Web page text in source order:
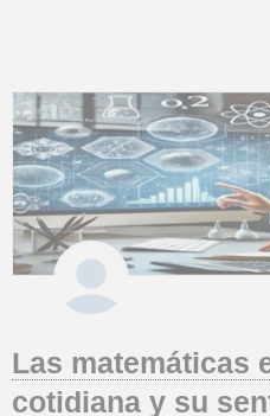
matemáticas sean dinámicas,
Las matemáticas
cotidiana y su